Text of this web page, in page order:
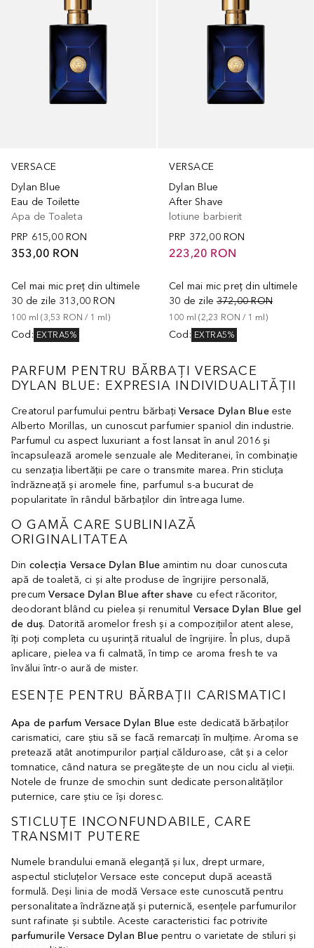
VERSACE
Dylan Blue
Eau de Toilette
Apa de Toaleta
PRP 615,00 RON
353,00 RON
Cel mai mic preț din ultimele
30 de zile 313,00 RON
100 ml (3,53 RON / 1 ml )
Cod : EXTRA5%
VERSACE
Dylan Blue
After Shave
lotiune barbierit
PRP 372,00 RON
223,20 RON
Cel mai mic preț din ultimele
30 de zile 372,00 RON
100 ml (2,23 RON / 1 ml )
Cod : EXTRA5%
PARFUM PENTRU BĂRBAŢI VERSACE
DYLAN BLUE: EXPRESIA INDIVIDUALITĂŢII
Creatorul parfumului pentru bărbaţiVersace Dylan Blueeste
Alberto Morillas, un cunoscut parfumier spaniol din industrie.
Parfumul cu aspect luxuriant a fost lansat în anul 2016 şi
încapsulează aromele senzuale ale Mediteranei, în combinaţie
cu senzaţia libertăţii pe care o transmite marea. Prin sticluţa
îndrăzneaţă şi aromele fine, parfumul s-a bucurat de
popularitate în rândul bărbaţilor din întreaga lume.
O GAMĂ CARE SUBLINIAZĂ
ORIGINALITATEA
Din colecţia Versace Dylan Blue amintim nu doar cunoscuta
apă de toaletă, ci şi alte produse de îngrijire personală,
precumVersace Dylan Blue after shave cu efect răcoritor,
deodorant blând cu pielea şi renumitul Versace Dylan Blue gel
de duş. Datorită aromelor fresh şi a compoziţiilor atent alese,
îţi poţi completa cu uşurinţă ritualul de îngrijire. În plus, după
aplicare, pielea va fi calmată, în timp ce aroma fresh te va
învălui într-o aură de mister.
ESENŢE PENTRU BĂRBAŢII CARISMATICI
Apa de parfum Versace Dylan Blue este dedicată bărbaţilor
carismatici, care ştiu să se facă remarcaţi în mulţime. Aroma se
pretează atât anotimpurilor parţial călduroase, cât şi a celor
tomnatice, când natura se pregăteşte de un nou ciclu al vieţii.
Notele de frunze de smochin sunt dedicate personalităţilor
puternice, care ştiu ce îşi doresc.
STICLUŢE INCONFUNDABILE, CARE
TRANSMIT PUTERE
Numele brandului emană eleganţă şi lux, drept urmare,
aspectul sticluţelor Versace este conceput după această
formulă. Deşi linia de modă Versace este cunoscută pentru
personalitatea îndrăzneaţă şi puternică, esenţele parfumurilor
sunt rafinate şi subtile. Aceste caracteristici fac potrivite
parfumurile Versace Dylan Blue pentru o varietate de stiluri şi